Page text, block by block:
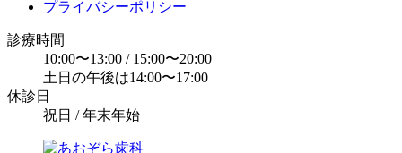
プライバシーポリシー
診療時間
10:00〜13:00 / 15:00〜20:00
土日の午後は14:00〜17:00
休診日
祝日 / 年末年始